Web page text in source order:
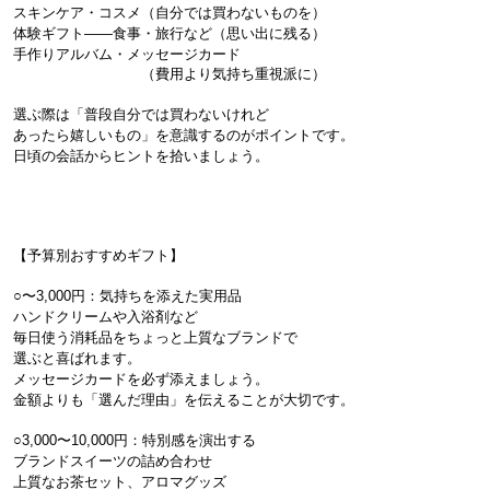
スキンケア・コスメ（自分では買わないものを）
体験ギフト——食事・旅行など（思い出に残る）
（費用より気持ち重視派に）
選ぶ際は「普段自分では買わないけれど
あったら嬉しいもの」を意識するのがポイントです。
日頃の会話からヒントを拾いましょう。
【予算別おすすめギフト】
○〜3,000円：気持ちを添えた実用品
ハンドクリームや入浴剤など
毎日使う消耗品をちょっと上質なブランドで
選ぶと喜ばれます。
メッセージカードを必ず添えましょう。
金額よりも「選んだ理由」を伝えることが大切です。
○3,000〜10,000円：特別感を演出する
ブランドスイーツの詰め合わせ
上質なお茶セット、アロマグッズ